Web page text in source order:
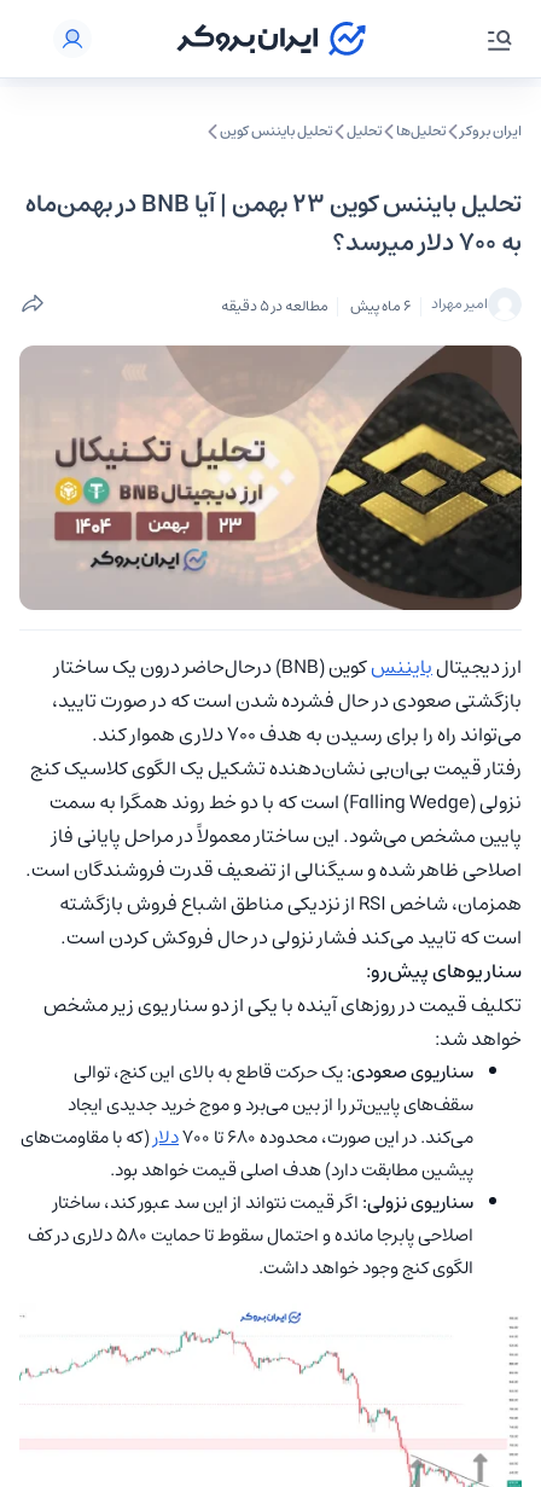
ایران بروکر تحلیل‌ها تحلیل‌ تحلیل بایننس کوین
تحلیل بایننس کوین ۲۳ بهمن | آیا BNB در بهمن‌ماه
به ۷۰۰ دلار میرسد؟
امیر مهراد 6 ماه پیش مطالعه در 5 دقیقه
ارز دیجیتالبایننس
کوین (BNB) درحال‌حاضر درون یک ساختار
بازگشتی صعودی در حال فشرده شدن است که در صورت تایید،
می‌تواند راه را برای رسیدن به هدف ۷۰۰ دلاری هموار کند.
رفتار قیمت بی‌ان‌بی نشان‌دهنده تشکیل یک الگوی کلاسیک کنج
نزولی (Falling Wedge) است که با دو خط روند همگرا به سمت
پایین مشخص می‌شود. این ساختار معمولاً در مراحل پایانی فاز
اصلاحی ظاهر شده و سیگنالی از تضعیف قدرت فروشندگان است.
همزمان، شاخص RSI از نزدیکی مناطق اشباع فروش بازگشته
است که تایید می‌کند فشار نزولی در حال فروکش کردن است.
سناریوهای پیش‌رو:
تکلیف قیمت در روزهای آینده با یکی از دو سناریوی زیر مشخص
خواهد شد:
سناریوی صعودی:یک حرکت قاطع به بالای این کنج، توالی
سقف‌های پایین‌تر را از بین می‌برد و موج خرید جدیدی ایجاد
می‌کند. در این صورت، محدوده ۶۸۰ تا ۷۰۰
دلار(که با مقاومت‌های
پیشین مطابقت دارد) هدف اصلی قیمت خواهد بود.
سناریوی نزولی:اگر قیمت نتواند از این سد عبور کند، ساختار
اصلاحی پابرجا مانده و احتمال سقوط تا حمایت ۵۸۰ دلاری در کف
الگوی کنج وجود خواهد داشت.